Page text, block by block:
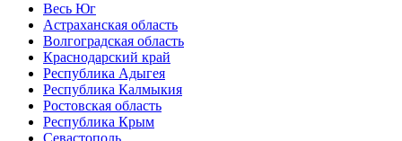
Весь Юг
Астраханская область
Волгоградская область
Краснодарский край
Республика Адыгея
Республика Калмыкия
Ростовская область
Республика Крым
Севастополь